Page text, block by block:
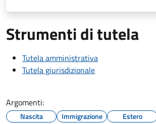
Strumenti di tutela
Tutela amministrativa
Tutela giurisdizionale
Argomenti:
Nascita Immigrazione Estero